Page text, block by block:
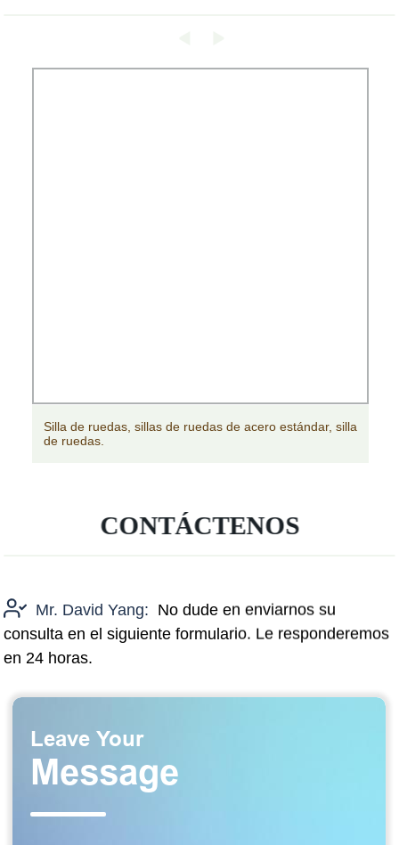
Silla de ruedas, sillas de ruedas de acero estándar, silla
de ruedas.
CONTÁCTENOS
Mr. David Yang: No dude en enviarnos su
consulta en el siguiente formulario. Le responderemos
en 24 horas.